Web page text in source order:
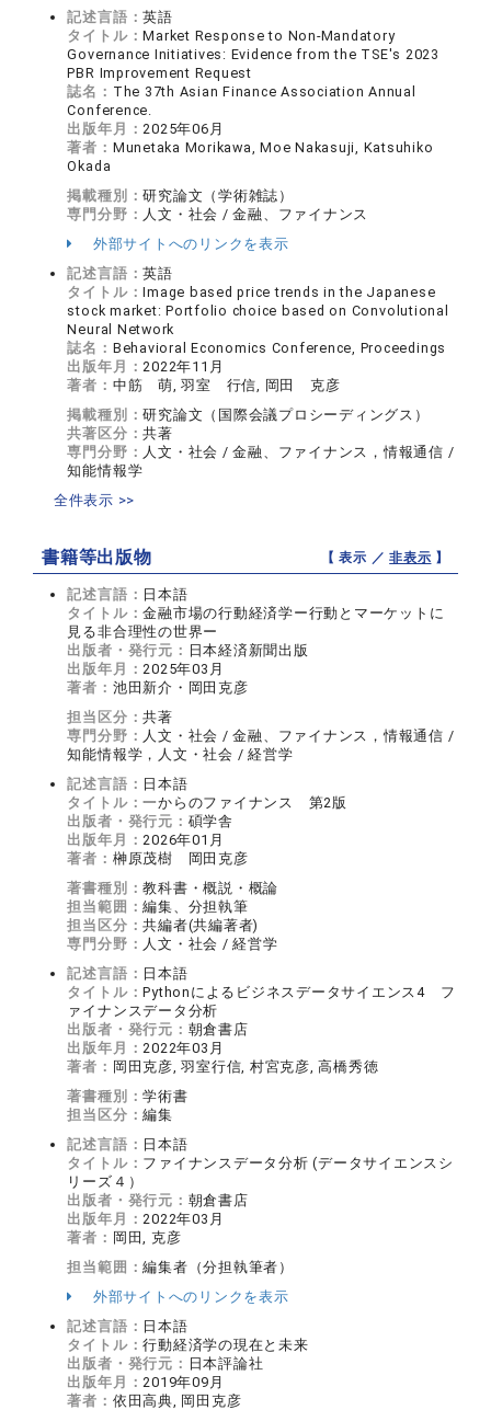
記述言語：英語
タイトル：Market Response to Non-Mandatory
Governance Initiatives: Evidence from the TSE's 2023
PBR Improvement Request
誌名： The 37th Asian Finance Association Annual
Conference.
出版年月： 2025年06月
著者： Munetaka Morikawa, Moe Nakasuji, Katsuhiko
Okada
掲載種別：研究論文（学術雑誌）
専門分野： 人文・社会 / 金融、ファイナンス
外部サイトへのリンクを表示
記述言語：英語
タイトル：Image based price trends in the Japanese
stock market: Portfolio choice based on Convolutional
Neural Network
誌名： Behavioral Economics Conference, Proceedings
出版年月： 2022年11月
著者： 中筋 萌, 羽室 行信, 岡田 克彦
掲載種別：研究論文（国際会議プロシーディングス）
共著区分：共著
専門分野： 人文・社会 / 金融、ファイナンス，情報通信 /
知能情報学
全件表示 >>
書籍等出版物 【 表示 ／非表示 】
記述言語： 日本語
タイトル：金融市場の行動経済学ー行動とマーケットに
見る非合理性の世界ー
出版者・発行元： 日本経済新聞出版
出版年月： 2025年03月
著者： 池田新介・岡田克彦
担当区分：共著
専門分野： 人文・社会 / 金融、ファイナンス，情報通信 /
知能情報学，人文・社会 / 経営学
記述言語： 日本語
タイトル：一からのファイナンス 第2版
出版者・発行元： 碩学舎
出版年月： 2026年01月
著者： 榊原茂樹 岡田克彦
著書種別：教科書・概説・概論
担当範囲：編集、分担執筆
担当区分：共編者(共編著者)
専門分野： 人文・社会 / 経営学
記述言語： 日本語
タイトル：Pythonによるビジネスデータサイエンス4 フ
ァイナンスデータ分析
出版者・発行元： 朝倉書店
出版年月： 2022年03月
著者： 岡田克彦, 羽室行信, 村宮克彦, 高橋秀徳
著書種別：学術書
担当区分：編集
記述言語： 日本語
タイトル： ファイナンスデータ分析 (データサイエンスシ
リーズ４）
出版者・発行元： 朝倉書店
出版年月： 2022年03月
著者： 岡田, 克彦
担当範囲：編集者（分担執筆者）
外部サイトへのリンクを表示
記述言語： 日本語
タイトル：行動経済学の現在と未来
出版者・発行元： 日本評論社
出版年月： 2019年09月
著者： 依田高典, 岡田克彦